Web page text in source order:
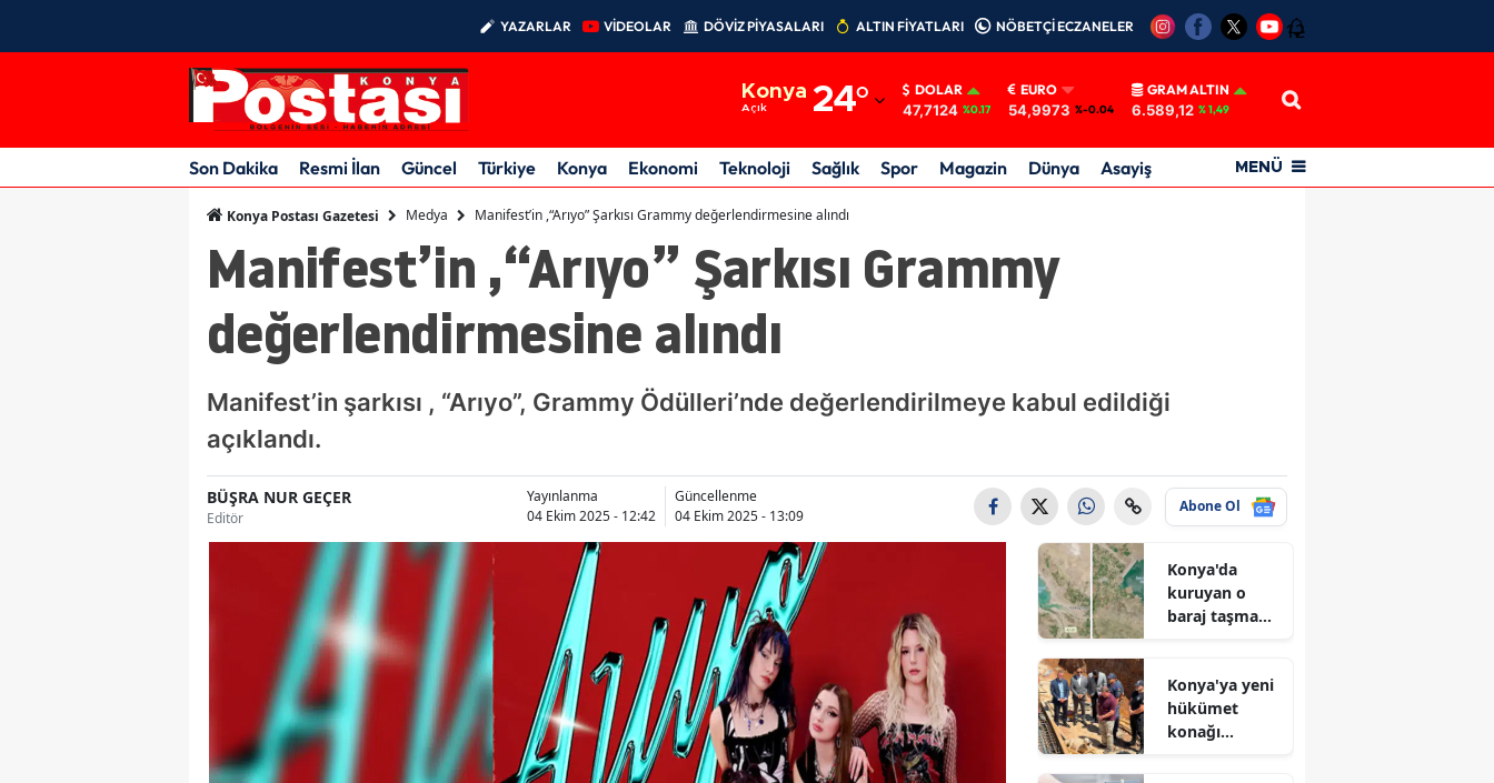
YAZARLAR VİDEOLAR DÖVİZ PİYASALARI ALTIN FİYATLARI NÖBETÇİ ECZANELER 12
Konya
Açık 24°
Adıyaman
Afyonkarahisar
Amasya
Ankara
Balıkesir
Bilecik
Bingöl
Bitlis
Bolu
Burdur
Bursa
DOLAR
47,7124 %0.17
EURO
54,9973 %-0.04
GRAM ALTIN
6.589,12 % 1,49
Son Dakika Resmi İlan Güncel Türkiye Konya Ekonomi Teknoloji Sağlık Spor Magazin Dünya Asayiş MENÜ
Konya Postası Gazetesi Medya Manifest’in ,“Arıyo” Şarkısı Grammy değerlendirmesine alındı
Manifest’in ,“Arıyo” Şarkısı Grammy
değerlendirmesine alındı
Manifest’in şarkısı , “Arıyo”, Grammy Ödülleri’nde değerlendirilmeye kabul edildiği
açıklandı.
BÜŞRA NUR GEÇER
Editör
Yayınlanma
04 Ekim 2025 - 12:42
Güncellenme
04 Ekim 2025 - 13:09
Abone Ol
Konya'da
kuruyan o
baraj taşma
Konya'ya yeni
hükümet
konağı